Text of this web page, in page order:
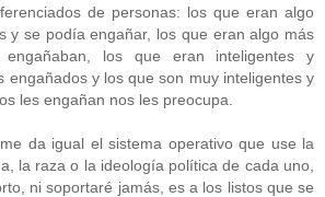
de personas: los que eran algo
y se podía engañar, los que eran algo más
engañaban, los que eran inteligentes y
engañados y los que son muy inteligentes y
les engañan nos les preocupa.
da igual el sistema operativo que use la
la raza o la ideología política de cada uno,
ni soportaré jamás, es a los listos que se